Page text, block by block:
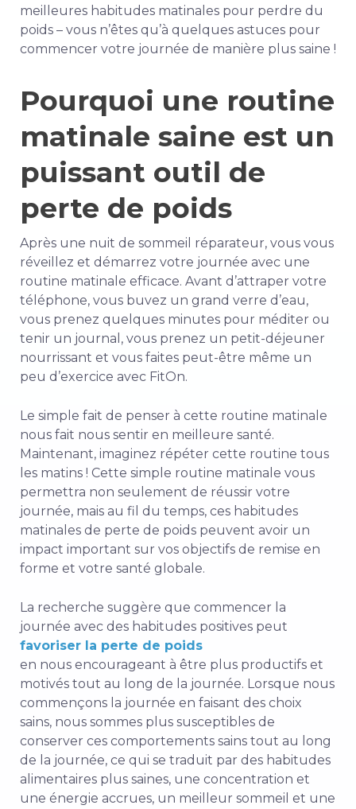
meilleures habitudes matinales pour perdre du
poids – vous n’êtes qu’à quelques astuces pour
commencer votre journée de manière plus saine !
Pourquoi une routine
matinale saine est un
puissant outil de
perte de poids
Après une nuit de sommeil réparateur, vous vous
réveillez et démarrez votre journée avec une
routine matinale efficace. Avant d’attraper votre
téléphone, vous buvez un grand verre d’eau,
vous prenez quelques minutes pour méditer ou
tenir un journal, vous prenez un petit-déjeuner
nourrissant et vous faites peut-être même un
peu d’exercice avec FitOn.
Le simple fait de penser à cette routine matinale
nous fait nous sentir en meilleure santé.
Maintenant, imaginez répéter cette routine tous
les matins ! Cette simple routine matinale vous
permettra non seulement de réussir votre
journée, mais au fil du temps, ces habitudes
matinales de perte de poids peuvent avoir un
impact important sur vos objectifs de remise en
forme et votre santé globale.
La recherche suggère que commencer la
journée avec des habitudes positives peut
favoriser la perte de poids
en nous encourageant à être plus productifs et
motivés tout au long de la journée. Lorsque nous
commençons la journée en faisant des choix
sains, nous sommes plus susceptibles de
conserver ces comportements sains tout au long
de la journée, ce qui se traduit par des habitudes
alimentaires plus saines, une concentration et
une énergie accrues, un meilleur sommeil et une